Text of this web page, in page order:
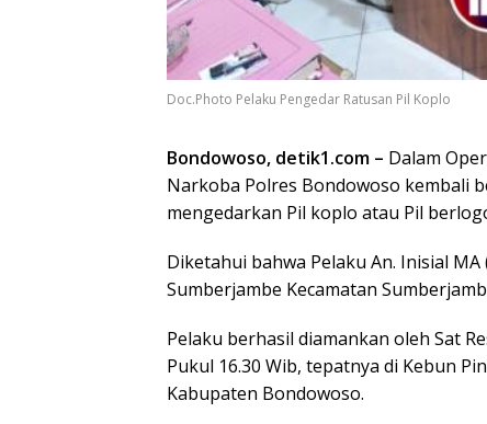
Doc.Photo Pelaku Pengedar Ratusan Pil Koplo
Bondowoso, detik1.com – Dalam
Narkoba Polres Bondowoso kembali
mengedarkan Pil koplo atau Pil
Diketahui bahwa Pelaku An. Inisial
Sumberjambe Kecamatan
Pelaku berhasil diamankan oleh Sat
Pukul 16.30 Wib, tepatnya di Kebun
Kabupaten Bondowoso.